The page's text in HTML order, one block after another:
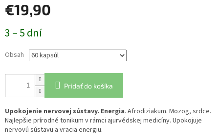
€19,90
cena:
3 – 5 dní
Obsah
Pridať do košíka
Upokojenie nervovej sústavy. Energia. Afrodiziakum. Mozog, srdce.
Najlepšie prírodné tonikum v rámci ajurvédskej medicíny. Upokojuje
nervovú sústavu a vracia energiu.